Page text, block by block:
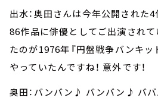
出水：奥田さんは今年公開された
86作品に俳優としてご出演されて
たのが1976年『円盤戦争バンキッ
やっていたんですね！ 意外です！
奥田：バンバン♪ バンバン♪ バ